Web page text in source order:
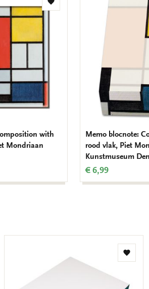
Toevoegen
with
Mondriaan
Memo blocnote:
rood vlak, Piet
Kunstmuseum
€ 6,99